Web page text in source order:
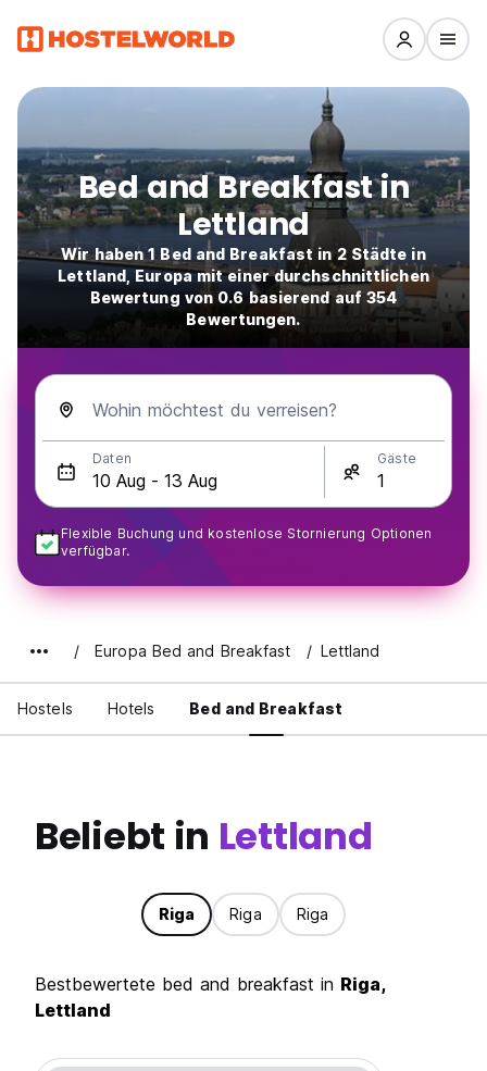
Bed and Breakfast in
Lettland
Wir haben 1 Bed and Breakfast in 2 Städte in
Lettland, Europa mit einer durchschnittlichen
Bewertung von 0.6 basierend auf 354
Bewertungen.
Wohin möchtest du verreisen?
Daten Gäste
Flexible Buchung und kostenlose Stornierung Optionen
verfügbar.
Europa Bed and Breakfast Lettland
Hostels Hotels Bed and Breakfast
Beliebt in Lettland
Riga Riga Riga
Bestbewertete bed and breakfast in Riga,
Lettland